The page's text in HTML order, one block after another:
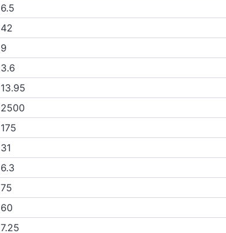
6.5
42
9
3.6
13.95
2500
175
31
6.3
75
60
7.25